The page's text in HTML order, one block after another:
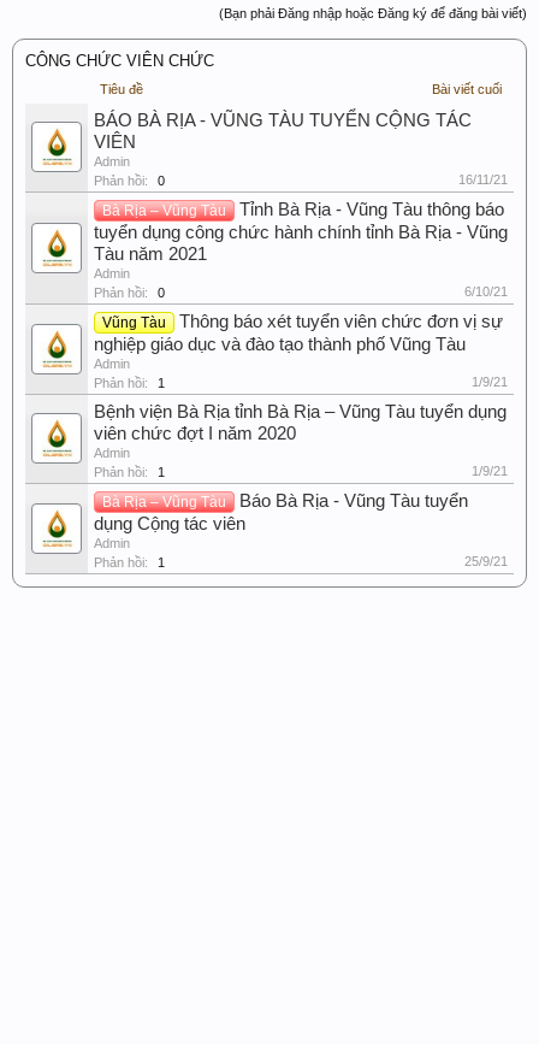
(Bạn phải Đăng nhập hoặc Đăng ký để đăng bài viết)
CÔNG CHỨC VIÊN CHỨC
Tiêu đề Bài viết cuối
BÁO BÀ RỊA - VŨNG TÀU TUYỂN CỘNG TÁC
VIÊN
Admin
Phản hồi:
0 16/11/21
Bà Rịa – Vũng Tàu
Tỉnh Bà Rịa - Vũng Tàu thông báo
tuyển dụng công chức hành chính tỉnh Bà Rịa - Vũng
Tàu năm 2021
Admin
Phản hồi:
0 6/10/21
Vũng Tàu
Thông báo xét tuyển viên chức đơn vị sự
nghiệp giáo dục và đào tạo thành phố Vũng Tàu
Admin
Phản hồi:
1 1/9/21
Bệnh viện Bà Rịa tỉnh Bà Rịa – Vũng Tàu tuyển dụng
viên chức đợt I năm 2020
Admin
Phản hồi:
1 1/9/21
Bà Rịa – Vũng Tàu
Báo Bà Rịa - Vũng Tàu tuyển
dụng Cộng tác viên
Admin
Phản hồi:
1 25/9/21